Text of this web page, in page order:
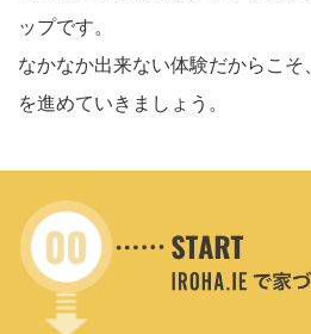
ップです。
なかなか出来ない体験だからこそ
を進めていきましょう。